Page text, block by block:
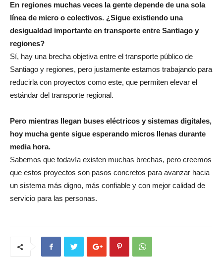
En regiones muchas veces la gente depende de una sola
línea de micro o colectivos. ¿Sigue existiendo una
desigualdad importante en transporte entre Santiago y
regiones?
Sí, hay una brecha objetiva entre el transporte público de
Santiago y regiones, pero justamente estamos trabajando para
reducirla con proyectos como este, que permiten elevar el
estándar del transporte regional.
Pero mientras llegan buses eléctricos y sistemas digitales,
hoy mucha gente sigue esperando micros llenas durante
media hora.
Sabemos que todavía existen muchas brechas, pero creemos
que estos proyectos son pasos concretos para avanzar hacia
un sistema más digno, más confiable y con mejor calidad de
servicio para las personas.